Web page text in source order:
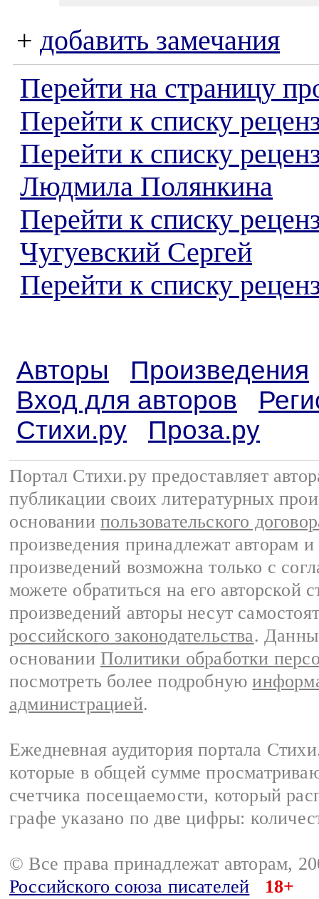
+ добавить замечания
Перейти на страницу
Перейти к списку
Перейти к списку
Людмила Полянкина
Перейти к списку
Чугуевский Сергей
Перейти к списку
Авторы
Произведения
Вход для авторов
Стихи.ру
Проза.ру
Портал Стихи.ру предоставляет
публикации своих литературных
основании пользовательского
произведения принадлежат авторам
произведений возможна только с
можете обратиться на его авторской
произведений авторы несут
российского законодательства.
основании Политики обработки
посмотреть более подробную
администрацией.
Ежедневная аудитория портала
которые в общей сумме
счетчика посещаемости, который
графе указано по две цифры:
© Все права принадлежат авторам,
Российского союза писателей
18+